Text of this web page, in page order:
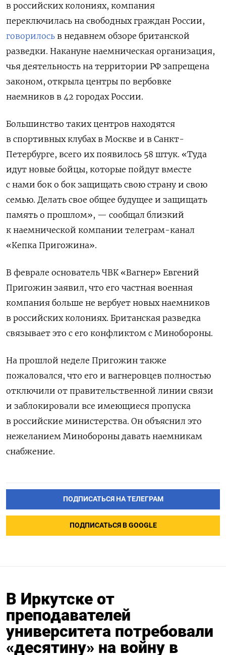
в российских колониях, компания
переключилась на свободных граждан России,
говорилось в недавнем обзоре британской
разведки. Накануне наемническая организация,
чья деятельность на территории РФ запрещена
законом, открыла центры по вербовке
наемников в 42 городах России.
Большинство таких центров находятся
в спортивных клубах в Москве и в Санкт-
Петербурге, всего их появилось 58 штук. «Туда
идут новые бойцы, которые пойдут вместе
с нами бок о бок защищать свою страну и свою
семью. Делать свое общее будущее и защищать
память о прошлом», — сообщал близкий
к наемнической компании телеграм-канал
«Кепка Пригожина».
В феврале основатель ЧВК «Вагнер» Евгений
Пригожин заявил, что его частная военная
компания больше не вербует новых наемников
в российских колониях. Британская разведка
связывает это с его конфликтом с Минобороны.
На прошлой неделе Пригожин также
пожаловался, что его и вагнеровцев полностью
отключили от правительственной линии связи
и заблокировали все имеющиеся пропуска
в российские министерства. Он объяснил это
нежеланием Минобороны давать наемникам
снабжение.
ПОДПИСАТЬСЯ НА ТЕЛЕГРАМ
ПОДПИСАТЬСЯ В GOOGLE
В Иркутске от
преподавателей
университета потребовали
«десятину» на войну в